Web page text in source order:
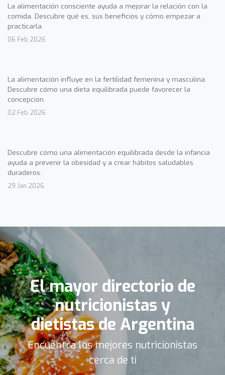
La alimentación consciente ayuda a mejorar la relación con la
comida. Descubre qué es, sus beneficios y cómo empezar a
practicarla.
06 Feb 2026
La alimentación influye en la fertilidad femenina y masculina.
Descubre cómo una dieta equilibrada puede favorecer la
concepción.
02 Feb 2026
Descubre cómo una alimentación equilibrada desde la infancia
ayuda a prevenir la obesidad y a crear hábitos saludables
duraderos.
29 Jan 2026
El mayor directorio de
nutricionistas y
dietistas de Argentina
Encuentra los mejores nutricionistas
cerca de ti